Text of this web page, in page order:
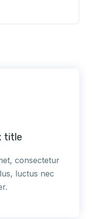
title
consectetur
luctus nec